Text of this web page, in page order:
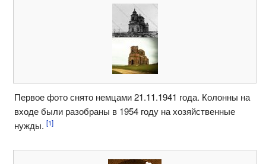
Первое фото снято немцами 21.11.1941 года. Колонны на
входе были разобраны в 1954 году на хозяйственные
нужды. [1]